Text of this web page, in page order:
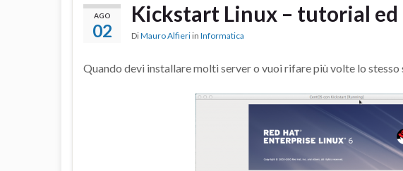
AGO
02
Kickstart Linux – tutorial ed
DiMauro Alfieri in Informatica
Quando devi installare molti server o vuoi rifare più volte lo